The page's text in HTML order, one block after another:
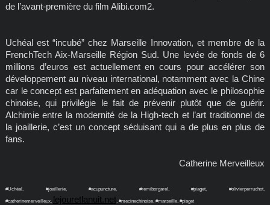
de l’avant-première du film Alibi.com2.
Uchéal est “incubé” chez Marseille Innovation, et membre de la
FrenchTech Aix-Marseille Région Sud. Une levée de fonds de 6
millions d’euros est actuellement en cours pour accélérer son
développement au niveau international, notamment avec la Chine
car le concept est parfaitement en adéquation avec le philosophie
chinoise, qui privilégie le fait de prévenir plutôt que de guérir.
Alchimie entre la modernité de la High-tech et l’art traditionnel de
la joaillerie, c’est un concept séduisant qui a de plus en plus de
fans.
Catherine Merveilleux
#Uchéal, #joaillerie, #acupuncture, #remiborgarel, #piaget, #olivierperruchot,
#catherinemerveilleux, lejouretlanuit.net, #mecinechinoise, #marseille, #piaget